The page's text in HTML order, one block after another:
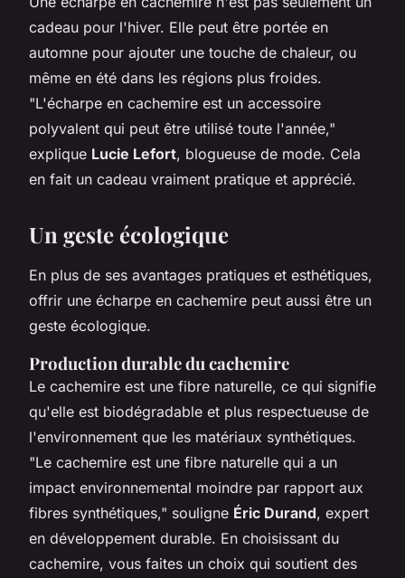
cadeau pour l'hiver. Elle peut être portée en
automne pour ajouter une touche de chaleur, ou
même en été dans les régions plus froides.
"L'écharpe en cachemire est un accessoire
polyvalent qui peut être utilisé toute l'année,"
explique Lucie Lefort, blogueuse de mode. Cela
en fait un cadeau vraiment pratique et apprécié.
Un geste écologique
En plus de ses avantages pratiques et esthétiques,
offrir une écharpe en cachemire peut aussi être un
geste écologique.
Production durable du cachemire
Le cachemire est une fibre naturelle, ce qui signifie
qu'elle est biodégradable et plus respectueuse de
l'environnement que les matériaux synthétiques.
"Le cachemire est une fibre naturelle qui a un
impact environnemental moindre par rapport aux
fibres synthétiques," souligne Éric Durand, expert
en développement durable. En choisissant du
cachemire, vous faites un choix qui soutient des